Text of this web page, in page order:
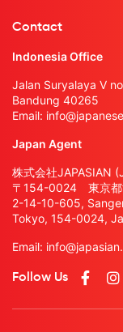
Contact
Indonesia Office
Jalan Suryalaya V
Bandung 40265
Email:
Japan Agent
株式会社JAPASIAN
〒154-0024 東京都
2-14-10-605,
Tokyo, 154-0024,
Email:
Follow Us